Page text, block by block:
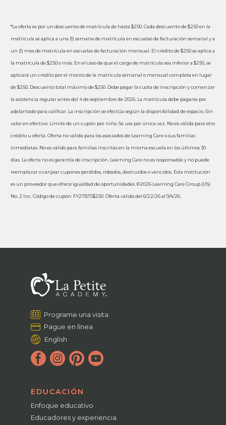
*La oferta es por un descuento de matrícula de hasta $250. Cada descuento de $250 en la
matrícula se aplica a una (1) semana de matrícula en escuelas de facturación semanal y a
un (1) mes de matrícula en escuelas de facturación mensual. El crédito de $250 se aplica a
la matrícula de $250 o más. En el caso de que el cargo de matrícula sea inferior a $250, se
aplicará un crédito por el monto de la matrícula semanal o mensual completa en lugar
de $250. Descuento total máximo de $250. Debe pagar la cuota de inscripción y comenzar
la asistencia regular antes del 4 de septiembre de 2026. La matrícula debe pagarse por
adelantado para calificar. La inscripción se efectúa según la disponibilidad de espacio. Sin
valor en efectivo. Límite de un cupón por niño. Se usa por única vez. No es válida para otro
crédito u oferta. Oferta no válida para los asociados de Learning Care o sus familias
inmediatas. No es válido para familias inscritas en la misma escuela en los últimos 30
días. La oferta no es garantía de inscripción. Learning Care no es responsable y no puede
reemplazar o canjear cupones perdidos, robados, destruidos o vencidos. Esta institución
es un proveedor que ofrece igualdad de oportunidades. ©2026 Learning Care Group (US)
No. 2 Inc. Código de cupón: FY27BTS$250. Oferta válida del 6/22/26 al 9/4/26.
Programe una visita
Pague en línea
English
EDUCACIÓN
Enfoque educativo
Educadores y experiencia